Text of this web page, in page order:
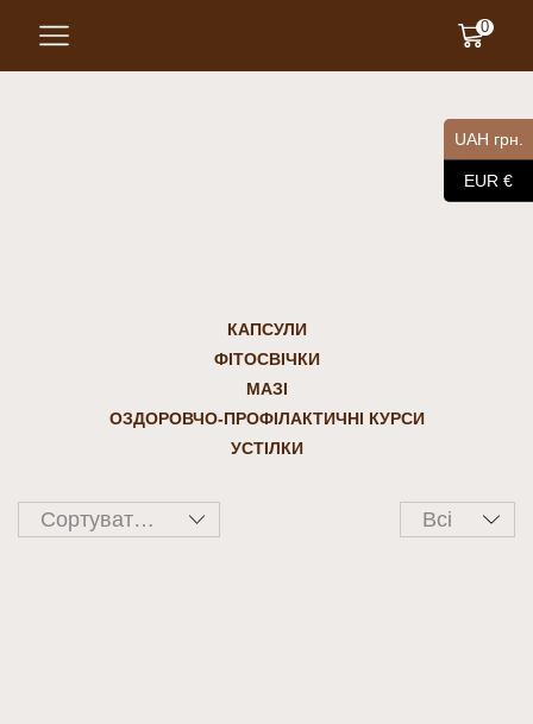
0
КАПСУЛИ
ФІТОСВІЧКИ
МАЗІ
ОЗДОРОВЧО-ПРОФІЛАКТИЧНІ КУРСИ
УСТІЛКИ
UAH грн.
EUR €